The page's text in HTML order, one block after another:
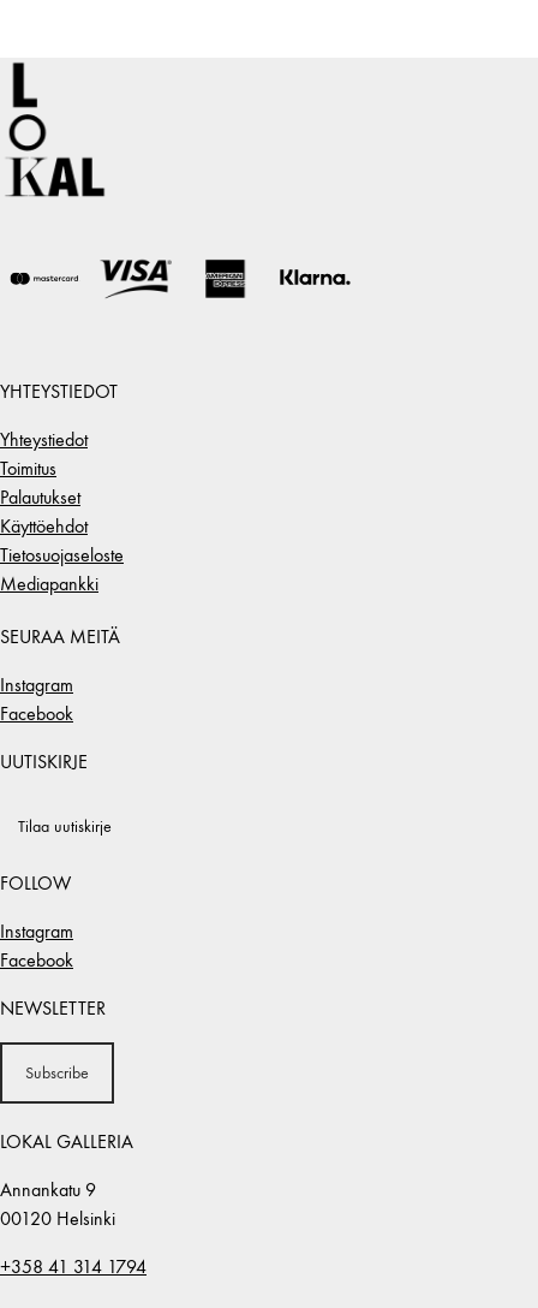
YHTEYSTIEDOT
Yhteystiedot
Toimitus
Palautukset
Käyttöehdot
Tietosuojaseloste
Mediapankki
SEURAA MEITÄ
Instagram
Facebook
UUTISKIRJE
Tilaa uutiskirje
FOLLOW
Instagram
Facebook
NEWSLETTER
Subscribe
LOKAL GALLERIA
Annankatu 9
00120 Helsinki
+358 41 314 1794